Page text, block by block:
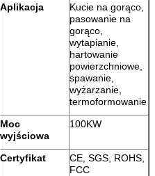
Aplikacja
Kucie na gorąco,
pasowanie na
gorąco,
wytapianie,
hartowanie
powierzchniowe,
spawanie,
wyżarzanie,
termoformowanie
Moc
wyjściowa
100KW
Certyfikat
CE, SGS, ROHS,
FCC